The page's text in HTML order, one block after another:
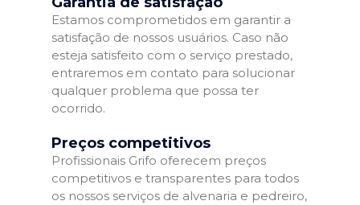
Estamos comprometidos em garantir a
satisfação de nossos usuários. Caso não
esteja satisfeito com o serviço prestado,
entraremos em contato para solucionar
qualquer problema que possa ter
ocorrido.
Preços competitivos
Profissionais Grifo oferecem preços
competitivos e transparentes para todos
os nossos serviços de alvenaria e pedreiro,